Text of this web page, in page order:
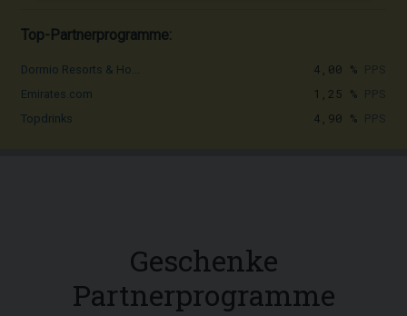
Top-Partnerprogramme:
Dormio Resorts & Ho... 4,00 %
Emirates.com 1,25 %
Topdrinks 4,90 %
Geschenke
Partnerprogramme